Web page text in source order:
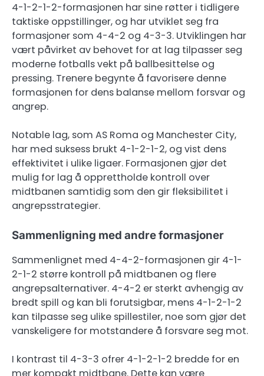
4-1-2-1-2-formasjonen har sine røtter i tidligere
taktiske oppstillinger, og har utviklet seg fra
formasjoner som 4-4-2 og 4-3-3. Utviklingen har
vært påvirket av behovet for at lag tilpasser seg
moderne fotballs vekt på ballbesittelse og
pressing. Trenere begynte å favorisere denne
formasjonen for dens balanse mellom forsvar og
angrep.
Notable lag, som AS Roma og Manchester City,
har med suksess brukt 4-1-2-1-2, og vist dens
effektivitet i ulike ligaer. Formasjonen gjør det
mulig for lag å opprettholde kontroll over
midtbanen samtidig som den gir fleksibilitet i
angrepsstrategier.
Sammenligning med andre formasjoner
Sammenlignet med 4-4-2-formasjonen gir 4-1-
2-1-2 større kontroll på midtbanen og flere
angrepsalternativer. 4-4-2 er sterkt avhengig av
bredt spill og kan bli forutsigbar, mens 4-1-2-1-2
kan tilpasse seg ulike spillestiler, noe som gjør det
vanskeligere for motstandere å forsvare seg mot.
I kontrast til 4-3-3 ofrer 4-1-2-1-2 bredde for en